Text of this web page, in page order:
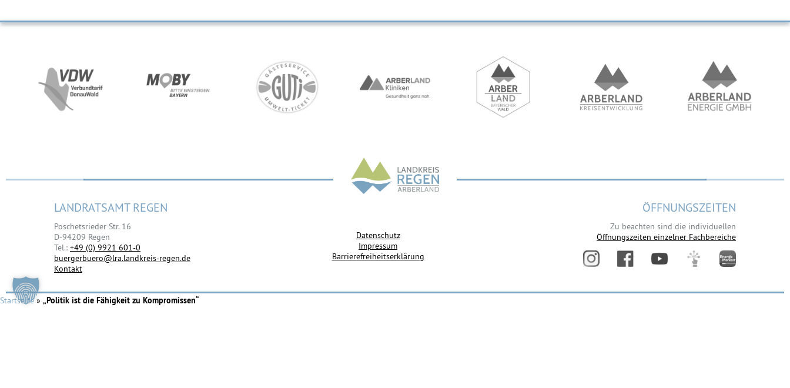
LANDRATSAMT REGEN
Poschetsrieder Str. 16
D-94209 Regen
Tel.: +49 (0) 9921 601-0
buergerbuero@lra.landkreis-regen.de
Kontakt
Datenschutz
Impressum
Barrierefreiheitserklärung
ÖFFNUNGSZEITEN
Zu beachten sind die individuellen
Öffnungszeiten einzelner Fachbereiche
Startseite» „Politik ist die Fähigkeit zu Kompromissen“